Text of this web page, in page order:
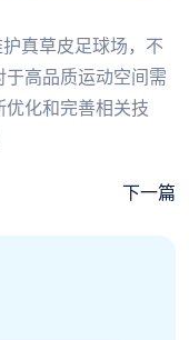
真草皮足球场，不
高品质运动空间需
化和完善相关技
下一篇